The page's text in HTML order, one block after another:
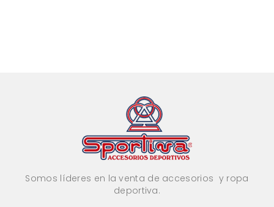
Somos líderes en la venta de accesorios y ropa
deportiva.